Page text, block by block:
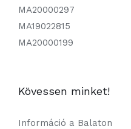
MA20000297
MA19022815
MA20000199
Kövessen minket!
Információ a Balaton